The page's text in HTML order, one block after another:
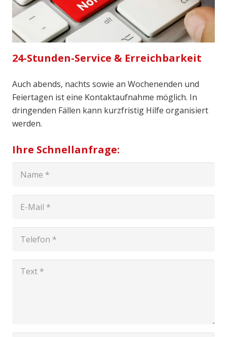
24-Stunden-Service & Erreichbarkeit
Auch abends, nachts sowie an Wochenenden und
Feiertagen ist eine Kontaktaufnahme möglich. In
dringenden Fällen kann kurzfristig Hilfe organisiert
werden.
Ihre Schnellanfrage: